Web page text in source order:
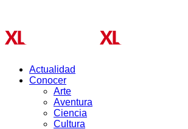
Actualidad
Conocer
Arte
Aventura
Ciencia
Cultura